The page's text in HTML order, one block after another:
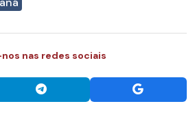
nas redes sociais